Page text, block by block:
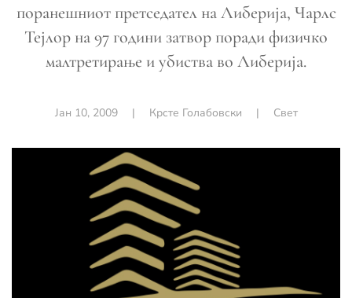
поранешниот претседател на Либерија, Чарлс
Тејлор на 97 години затвор поради физичко
малтретирање и убиства во Либерија.
Јан 10, 2009| Крсте Голабовски | Свет